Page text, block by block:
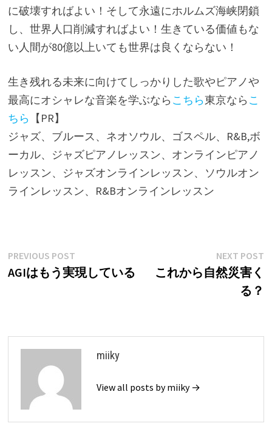
に破壊すればよい！そして永遠にホルムズ海峡閉鎖
し、世界人口削減すればよい！生きている価値もな
い人間が80億以上いても世界は良くならない！
生き残れる未来に向けてしっかりした歌やピアノや
最高にオシャレな音楽を学ぶなら こちら東京なら こ
ちら 【PR】
ジャズ、ブルース、ネオソウル、ゴスペル、R&B,ボ
ーカル、ジャズピアノレッスン、オンラインピアノ
レッスン、ジャズオンラインレッスン、ソウルオン
ラインレッスン、R&Bオンラインレッスン
Post
navigation
PREVIOUS POSTPrevious
post:
AGIはもう実現している
NEXT POST
これから自然災害く
る？
miiky
View all posts by miiky →